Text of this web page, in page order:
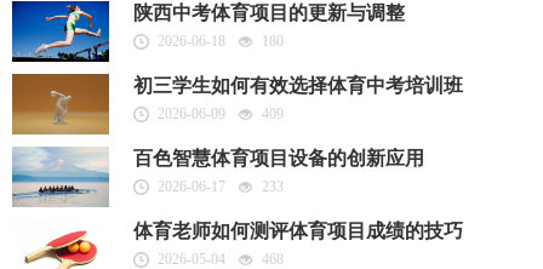
陕西中考体育项目的更新与调整
2026-06-18 180
初三学生如何有效选择体育中考培训班
2026-06-09 409
百色智慧体育项目设备的创新应用
2026-06-17 233
体育老师如何测评体育项目成绩的技巧
2026-05-04 468